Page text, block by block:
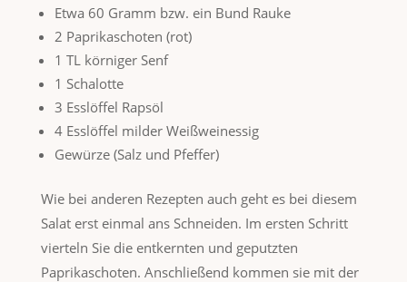
Etwa 60 Gramm bzw. ein Bund Rauke
2 Paprikaschoten (rot)
1 TL körniger Senf
1 Schalotte
3 Esslöffel Rapsöl
4 Esslöffel milder Weißweinessig
Gewürze (Salz und Pfeffer)
Wie bei anderen Rezepten auch geht es bei diesem
Salat erst einmal ans Schneiden. Im ersten Schritt
vierteln Sie die entkernten und geputzten
Paprikaschoten. Anschließend kommen sie mit der